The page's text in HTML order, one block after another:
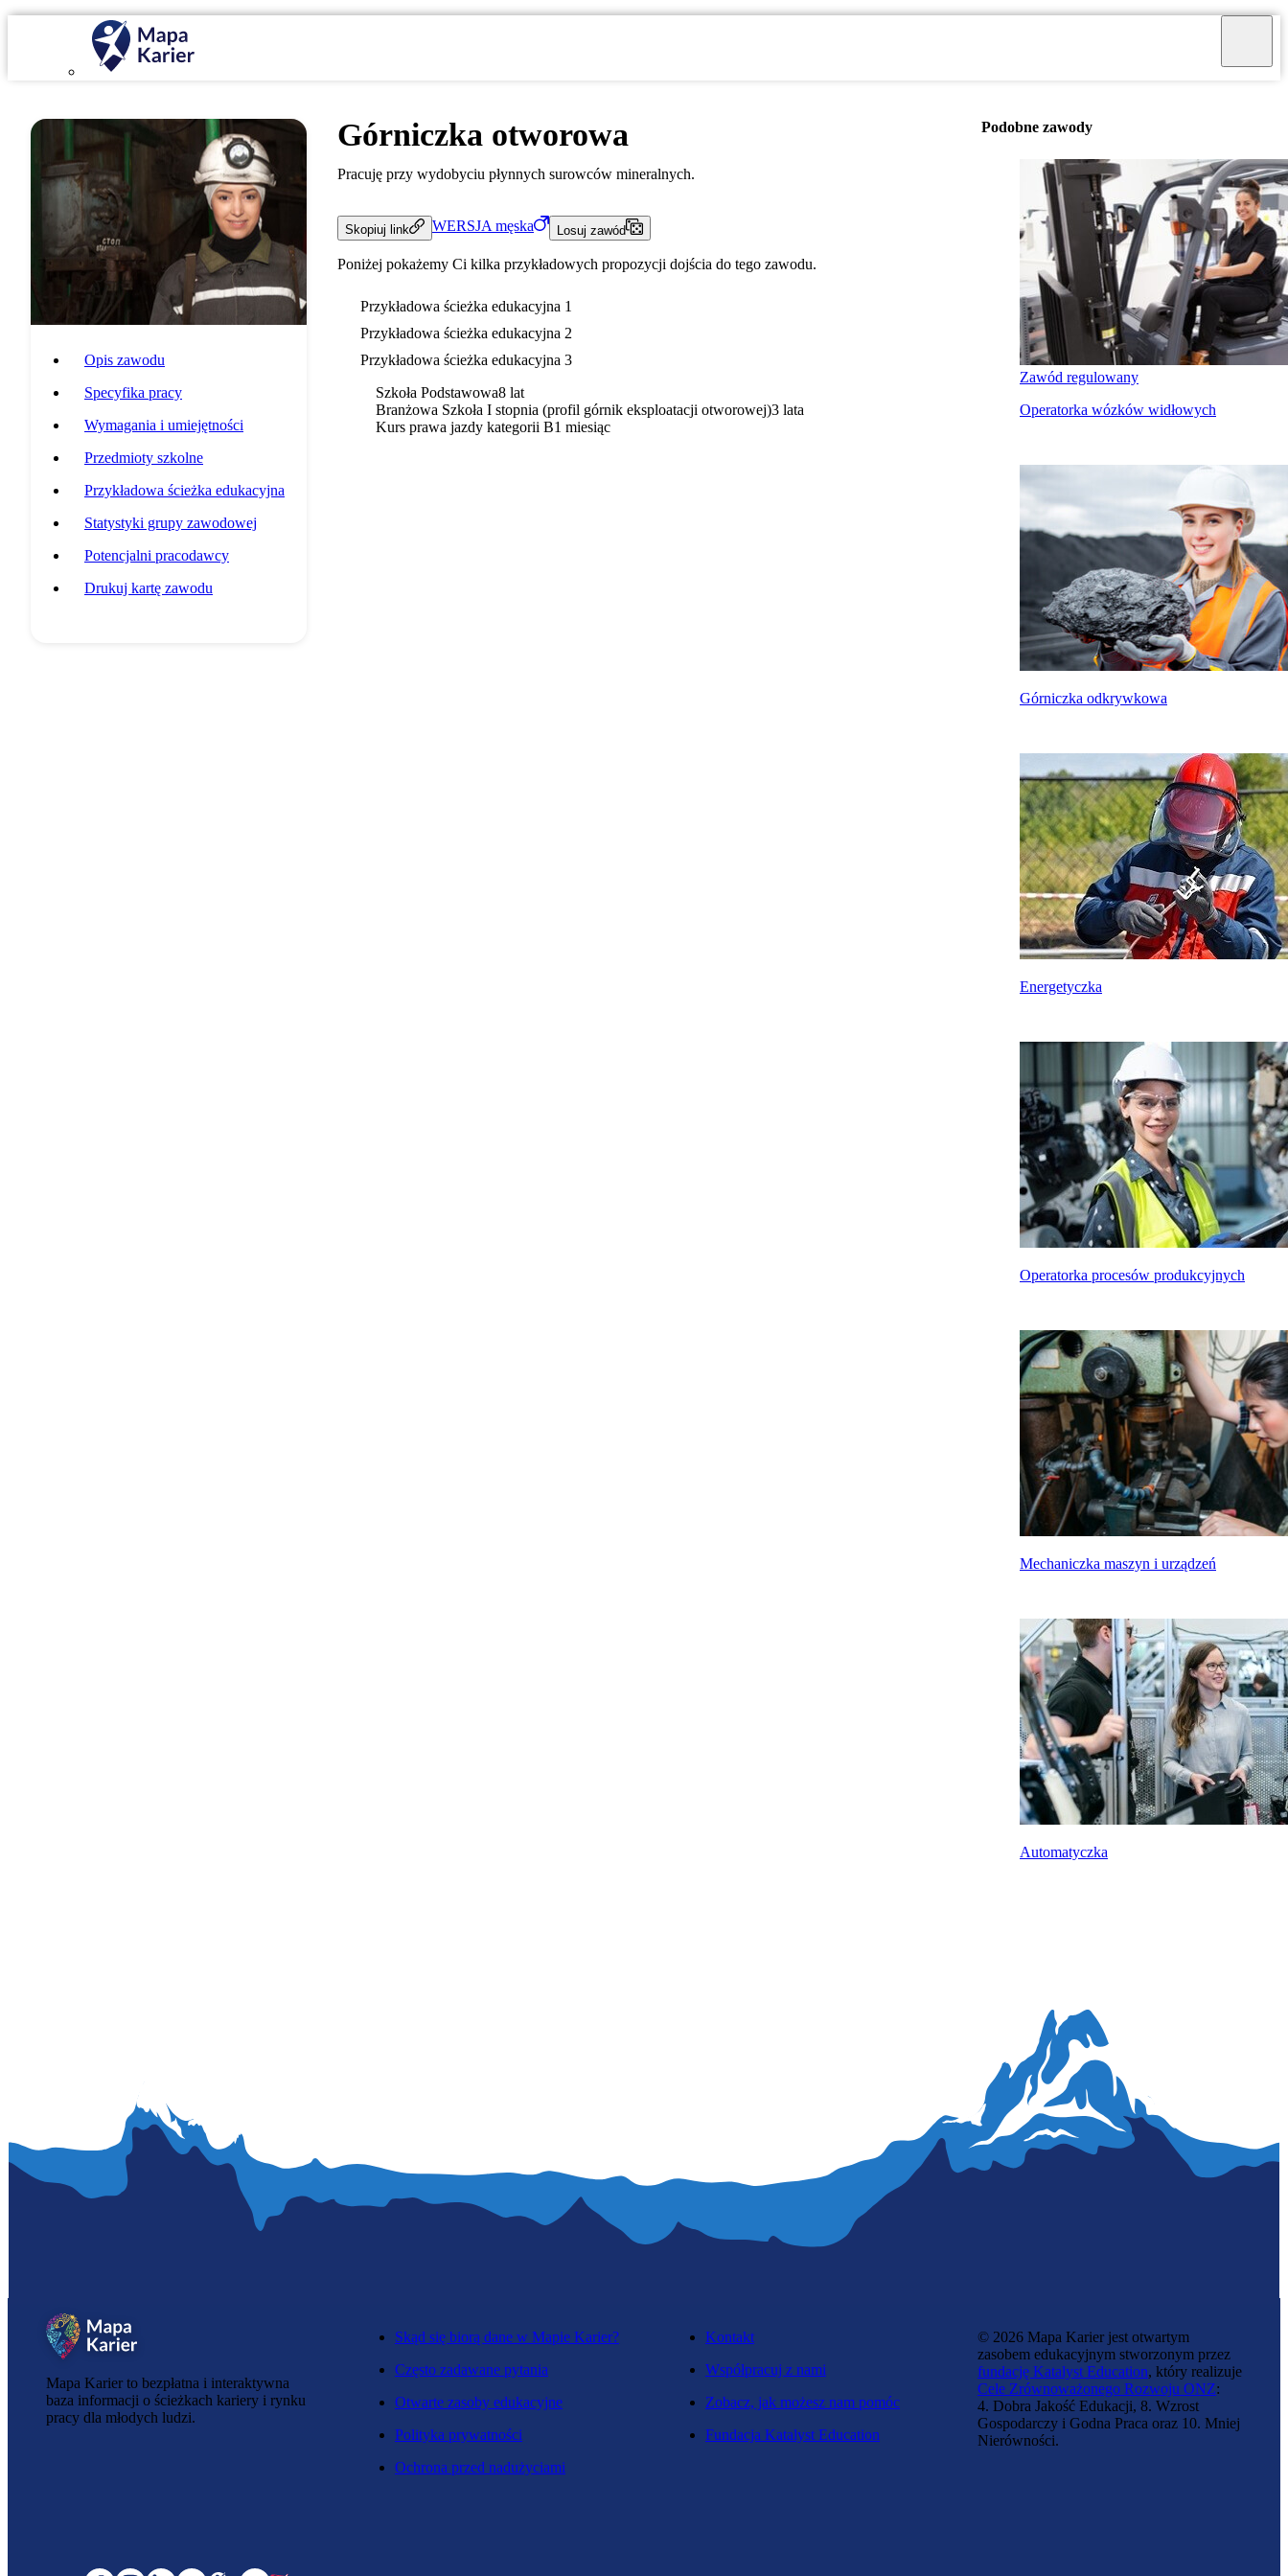
Opis zawodu
Specyfika pracy
Wymagania i umiejętności
Przedmioty szkolne
Przykładowa ścieżka edukacyjna
Statystyki grupy zawodowej
Potencjalni pracodawcy
Drukuj kartę zawodu
Górniczka otworowa
Pracuję przy wydobyciu płynnych surowców mineralnych.
Skopiuj link WERSJA męska Losuj zawód
Poniżej pokażemy Ci kilka przykładowych propozycji dojścia do tego zawodu.
Przykładowa ścieżka edukacyjna 1
Przykładowa ścieżka edukacyjna 2
Przykładowa ścieżka edukacyjna 3
Szkoła Podstawowa8 lat
Branżowa Szkoła I stopnia (profil górnik eksploatacji otworowej)3 lata
Kurs prawa jazdy kategorii B1 miesiąc
Podobne zawody
Zawód regulowany
Operatorka wózków widłowych
Górniczka odkrywkowa
Energetyczka
Operatorka procesów produkcyjnych
Mechaniczka maszyn i urządzeń
Automatyczka
Mapa Karier to bezpłatna i interaktywna
baza informacji o ścieżkach kariery i rynku
pracy dla młodych ludzi.
Skąd się biorą dane w Mapie Karier?
Często zadawane pytania
Otwarte zasoby edukacyjne
Polityka prywatności
Ochrona przed nadużyciami
Kontakt
Współpracuj z nami
Zobacz, jak możesz nam pomóc
Fundacja Katalyst Education
© 2026 Mapa Karier jest otwartym
zasobem edukacyjnym stworzonym przez
fundację Katalyst Education, który realizuje
Cele Zrównoważonego Rozwoju ONZ:
4. Dobra Jakość Edukacji, 8. Wzrost
Gospodarczy i Godna Praca oraz 10. Mniej
Nierówności.